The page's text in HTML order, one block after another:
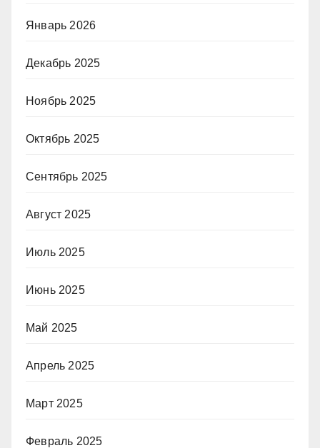
Январь 2026
Декабрь 2025
Ноябрь 2025
Октябрь 2025
Сентябрь 2025
Август 2025
Июль 2025
Июнь 2025
Май 2025
Апрель 2025
Март 2025
Февраль 2025